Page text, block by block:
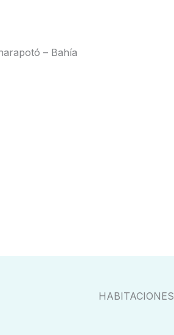
– Bahía
HABITACIONES